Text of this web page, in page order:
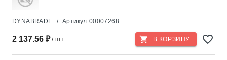
DYNABRADE / Артикул 00007268
2 137.56 ₽/ шт. В КОРЗИНУ